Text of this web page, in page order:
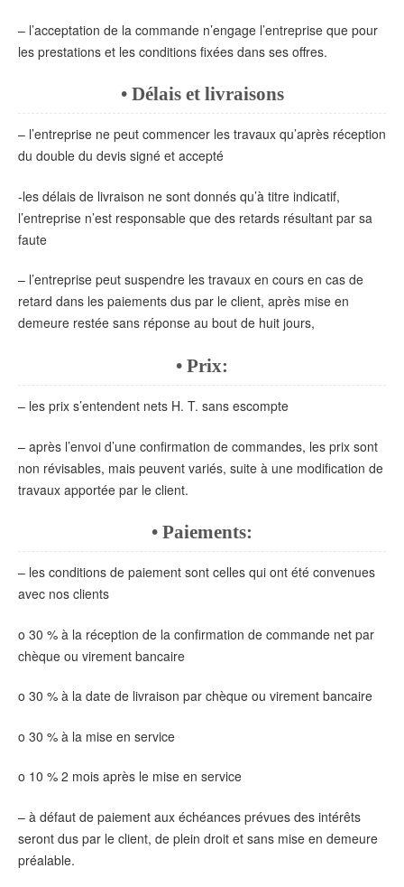
– l’acceptation de la commande n’engage l’entreprise que pour
les prestations et les conditions fixées dans ses offres.
• Délais et livraisons
– l’entreprise ne peut commencer les travaux qu’après réception
du double du devis signé et accepté
-les délais de livraison ne sont donnés qu’à titre indicatif,
l’entreprise n’est responsable que des retards résultant par sa
faute
– l’entreprise peut suspendre les travaux en cours en cas de
retard dans les paiements dus par le client, après mise en
demeure restée sans réponse au bout de huit jours,
• Prix:
– les prix s’entendent nets H. T. sans escompte
– après l’envoi d’une confirmation de commandes, les prix sont
non révisables, mais peuvent variés, suite à une modification de
travaux apportée par le client.
• Paiements:
– les conditions de paiement sont celles qui ont été convenues
avec nos clients
o 30 % à la réception de la confirmation de commande net par
chèque ou virement bancaire
o 30 % à la date de livraison par chèque ou virement bancaire
o 30 % à la mise en service
o 10 % 2 mois après le mise en service
– à défaut de paiement aux échéances prévues des intérêts
seront dus par le client, de plein droit et sans mise en demeure
préalable.